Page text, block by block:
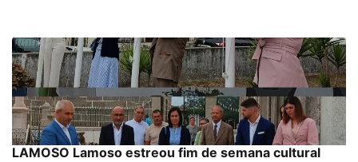
LAMOSO Lamoso estreou fim de semana cultural